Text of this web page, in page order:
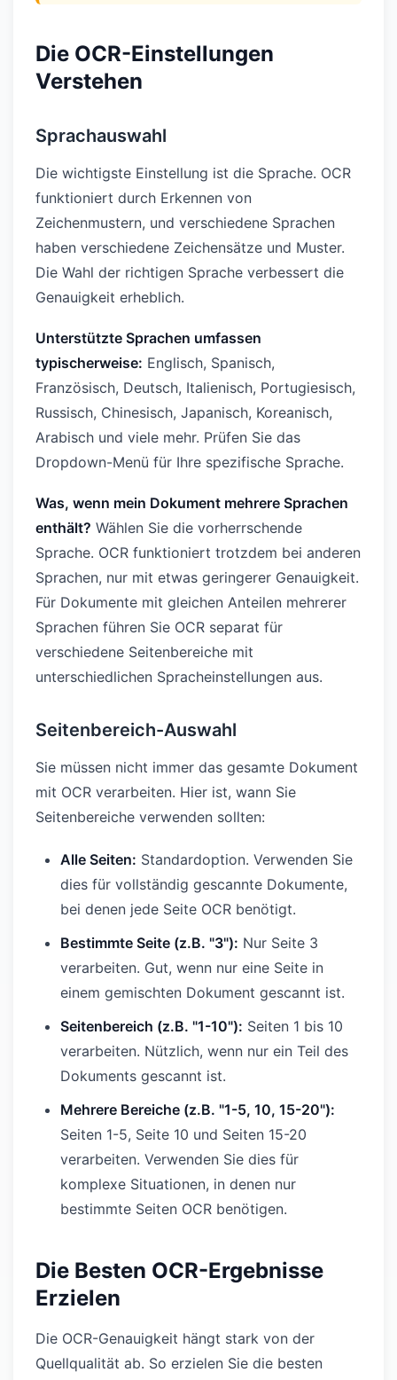
Die OCR-Einstellungen
Verstehen
Sprachauswahl
Die wichtigste Einstellung ist die Sprache. OCR
funktioniert durch Erkennen von
Zeichenmustern, und verschiedene Sprachen
haben verschiedene Zeichensätze und Muster.
Die Wahl der richtigen Sprache verbessert die
Genauigkeit erheblich.
Unterstützte Sprachen umfassen
typischerweise: Englisch, Spanisch,
Französisch, Deutsch, Italienisch, Portugiesisch,
Russisch, Chinesisch, Japanisch, Koreanisch,
Arabisch und viele mehr. Prüfen Sie das
Dropdown-Menü für Ihre spezifische Sprache.
Was, wenn mein Dokument mehrere Sprachen
enthält? Wählen Sie die vorherrschende
Sprache. OCR funktioniert trotzdem bei anderen
Sprachen, nur mit etwas geringerer Genauigkeit.
Für Dokumente mit gleichen Anteilen mehrerer
Sprachen führen Sie OCR separat für
verschiedene Seitenbereiche mit
unterschiedlichen Spracheinstellungen aus.
Seitenbereich-Auswahl
Sie müssen nicht immer das gesamte Dokument
mit OCR verarbeiten. Hier ist, wann Sie
Seitenbereiche verwenden sollten:
Alle Seiten: Standardoption. Verwenden Sie
dies für vollständig gescannte Dokumente,
bei denen jede Seite OCR benötigt.
Bestimmte Seite (z.B. "3"): Nur Seite 3
verarbeiten. Gut, wenn nur eine Seite in
einem gemischten Dokument gescannt ist.
Seitenbereich (z.B. "1-10"): Seiten 1 bis 10
verarbeiten. Nützlich, wenn nur ein Teil des
Dokuments gescannt ist.
Mehrere Bereiche (z.B. "1-5, 10, 15-20"):
Seiten 1-5, Seite 10 und Seiten 15-20
verarbeiten. Verwenden Sie dies für
komplexe Situationen, in denen nur
bestimmte Seiten OCR benötigen.
Die Besten OCR-Ergebnisse
Erzielen
Die OCR-Genauigkeit hängt stark von der
Quellqualität ab. So erzielen Sie die besten